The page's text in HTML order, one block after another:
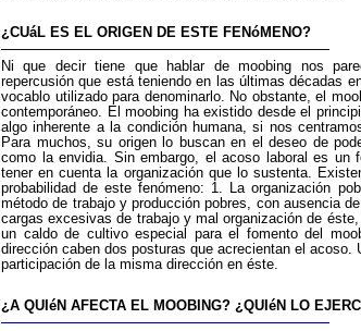
¿CUáL ES EL ORIGEN DE ESTE FENóMENO?
Ni que decir tiene que hablar de moobing nos
repercusión que está teniendo en las últimas décadas
vocablo utilizado para denominarlo. No obstante, el
contemporáneo. El moobing ha existido desde el
algo inherente a la condición humana, si nos
Para muchos, su origen lo buscan en el deseo de
como la envidia. Sin embargo, el acoso laboral es un
tener en cuenta la organización que lo sustenta.
probabilidad de este fenómeno: 1. La organización
método de trabajo y producción pobres, con ausencia
cargas excesivas de trabajo y mal organización de
un caldo de cultivo especial para el fomento del
dirección caben dos posturas que acrecientan el
participación de la misma dirección en éste.
¿A QUIéN AFECTA EL MOOBING? ¿QUIéN LO